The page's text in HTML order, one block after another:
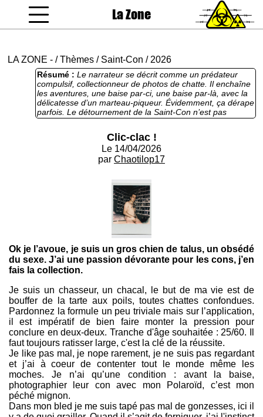
La Zone
LA ZONE - /Thèmes / Saint-Con / 2026
Résumé : Le narrateur se décrit comme un prédateur
compulsif, collectionneur de photos de chatte. Il enchaîne
les aventures, une baise par-ci, une baise par-là, avec la
délicatesse d’un marteau-piqueur. Évidemment, ça dérape
parfois. Le détournement de la Saint-Con n’est pas
nouveau et a déjà été traité à de multiples reprises par le
l’instant, ça fume, et on attend les flammes.
Clic-clac !
Le 14/04/2026
par Chaotilop17
Ok je l’avoue, je suis un gros chien de talus, un obsédé
du sexe. J’ai une passion dévorante pour les cons, j’en
fais la collection.
Je suis un chasseur, un chacal, le but de ma vie est de
bouffer de la tarte aux poils, toutes chattes confondues.
Pardonnez la formule un peu triviale mais sur l’application,
il est impératif de bien faire monter la pression pour
conclure en deux-deux. Tranche d'âge souhaitée : 25/60. Il
faut toujours ratisser large, c'est la clé de la réussite.
Je like pas mal, je nope rarement, je ne suis pas regardant
et j’ai à coeur de contenter tout le monde même les
moches. Je n’ai qu’une condition : avant la baise,
photographier leur con avec mon Polaroïd, c’est mon
péché mignon.
Dans mon bled je me suis tapé pas mal de gonzesses, ici il